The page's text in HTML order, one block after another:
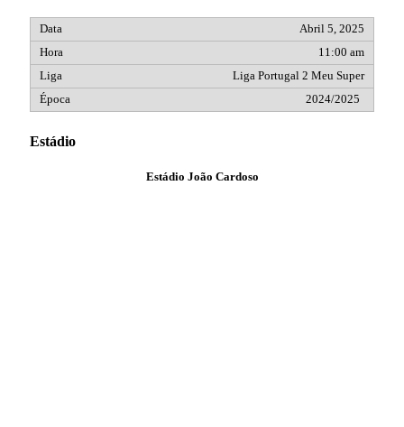
Abril 5, 2025
11:00 am
Liga Portugal 2 Meu Super
2024/2025
Estádio
Estádio João Cardoso